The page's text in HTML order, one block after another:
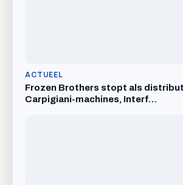
ACTUEEL
Frozen Brothers stopt als
Carpigiani-machines, Interf…